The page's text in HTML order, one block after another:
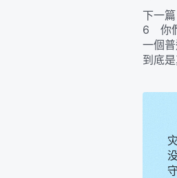
下一篇
6 你
一個
到底